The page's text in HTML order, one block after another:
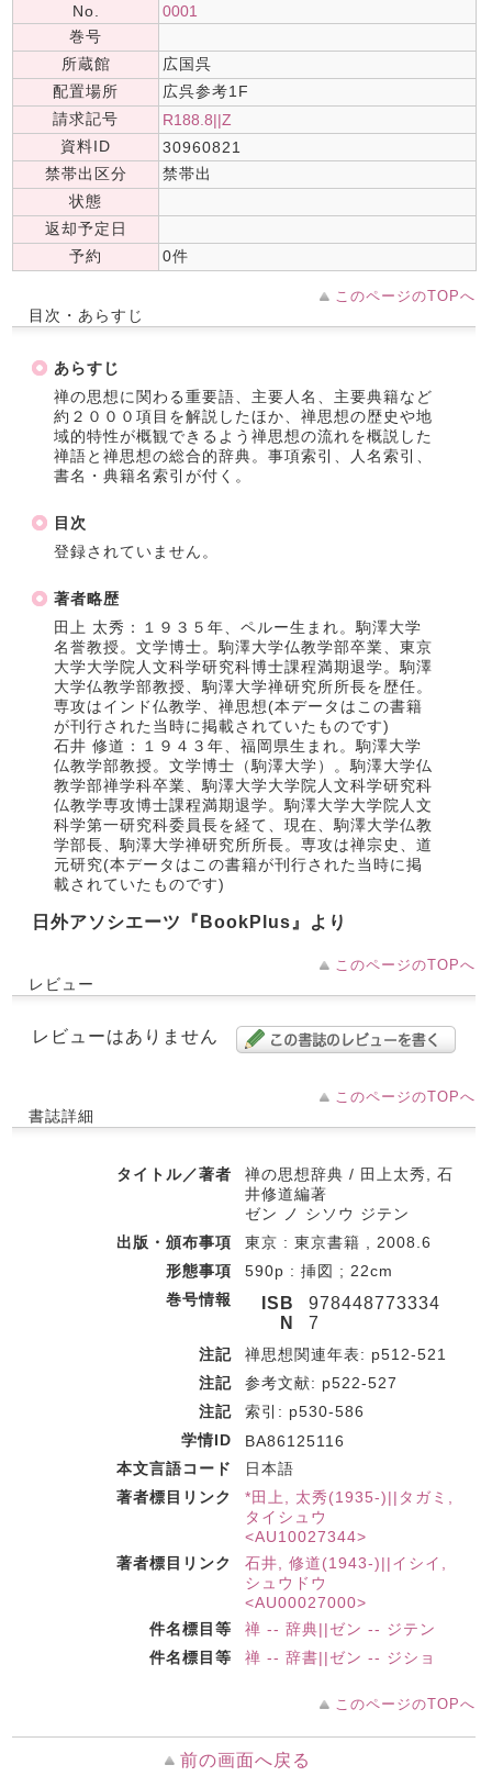
No.
0001
巻号
所蔵館
広国呉
配置場所
広呉参考1F
請求記号
R188.8||Z
資料ID
30960821
禁帯出区分
禁帯出
状態
返却予定日
予約
0件
このページのTOPへ
目次・あらすじ
あらすじ
禅の思想に関わる重要語、主要人名、主要典籍など
約２０００項目を解説したほか、禅思想の歴史や地
域的特性が概観できるよう禅思想の流れを概説した
禅語と禅思想の総合的辞典。事項索引、人名索引、
書名・典籍名索引が付く。
目次
登録されていません。
著者略歴
田上 太秀：１９３５年、ペルー生まれ。駒澤大学
名誉教授。文学博士。駒澤大学仏教学部卒業、東京
大学大学院人文科学研究科博士課程満期退学。駒澤
大学仏教学部教授、駒澤大学禅研究所所長を歴任。
専攻はインド仏教学、禅思想(本データはこの書籍
が刊行された当時に掲載されていたものです)
石井 修道：１９４３年、福岡県生まれ。駒澤大学
仏教学部教授。文学博士（駒澤大学）。駒澤大学仏
教学部禅学科卒業、駒澤大学大学院人文科学研究科
仏教学専攻博士課程満期退学。駒澤大学大学院人文
科学第一研究科委員長を経て、現在、駒澤大学仏教
学部長、駒澤大学禅研究所所長。専攻は禅宗史、道
元研究(本データはこの書籍が刊行された当時に掲
載されていたものです)
日外アソシエーツ『BookPlus』より
このページのTOPへ
レビュー
レビューはありません
このページのTOPへ
書誌詳細
タイトル／著者
禅の思想辞典 / 田上太秀, 石
井修道編著
ゼン ノ シソウ ジテン
出版・頒布事項
東京 : 東京書籍 , 2008.6
形態事項
590p : 挿図 ; 22cm
巻号情報
ISB
N
978448773334
7
注記
禅思想関連年表: p512-521
注記
参考文献: p522-527
注記
索引: p530-586
学情ID
BA86125116
本文言語コード
日本語
著者標目リンク
*田上, 太秀(1935-)||タガミ,
タイシュウ
<AU10027344>
著者標目リンク
石井, 修道(1943-)||イシイ,
シュウドウ
<AU00027000>
件名標目等
禅 -- 辞典||ゼン -- ジテン
件名標目等
禅 -- 辞書||ゼン -- ジショ
このページのTOPへ
前の画面へ戻る